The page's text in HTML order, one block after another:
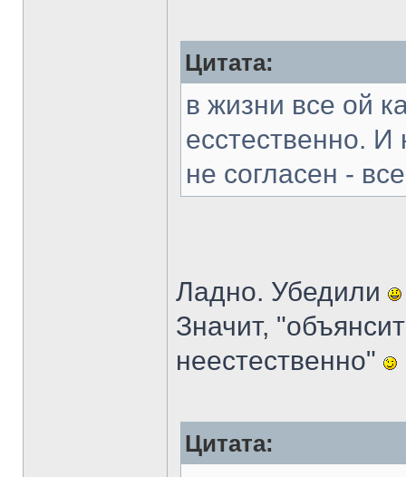
Цитата:
в жизни все ой
есстественно. И
не согласен -
Ладно. Убедили
Значит,
неестественно"
Цитата: